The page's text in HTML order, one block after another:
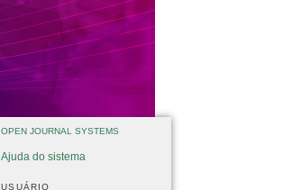
OPEN JOURNAL SYSTEMS
Ajuda do sistema
USUÁRIO